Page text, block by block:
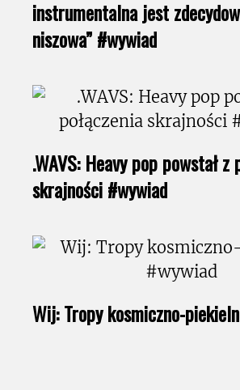
instrumentalna jest
niszowa” #wywiad
.WAVS: Heavy pop powstał z
skrajności #wywiad
Wij: Tropy kosmiczno-